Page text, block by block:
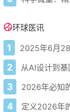
环球医讯
1 2025年6月
2
3 2026年必知
4